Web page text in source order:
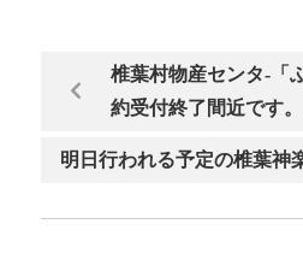
椎葉村物産センタ-「
約受付終了間近です。
明日行われる予定の椎葉神